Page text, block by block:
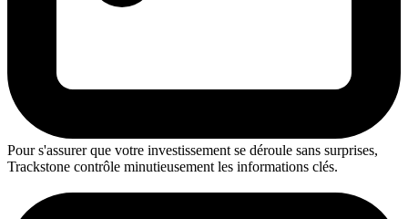
Pour s'assurer que votre investissement se déroule sans surprises,
Trackstone contrôle minutieusement les informations clés.